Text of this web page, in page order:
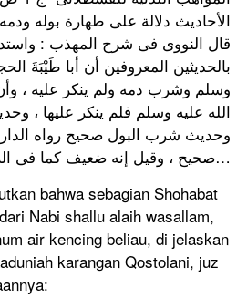
الأحاديث دلالة على طهارة بوله
قال النووى فى شرح المهذب :
بالحديثين المعروفين أن أبا طَيْبَةَ
وسلم وشرب دمه ولم ينكر عليه ،
الله عليه وسلم فلم ينكر عليها ،
وحديث شرب البول صحيح رواه
صحيح ، وقيل إنه ضعيف كما فى الزرقانى شارح المواهب…
bahwa sebagian Shohabat
Nabi shallu alaih wasallam,
air kencing beliau, di jelaskan
karangan Qostolani, juz